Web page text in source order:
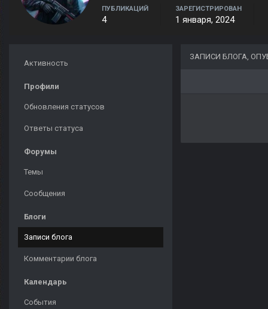
ПУБЛИКАЦИЙ
4
ЗАРЕГИСТРИРОВАН
1 января, 2024
Активность
Профили
Обновления статусов
Ответы статуса
Форумы
Темы
Сообщения
Блоги
Записи блога
Комментарии блога
Календарь
События
ЗАПИСИ БЛОГА,